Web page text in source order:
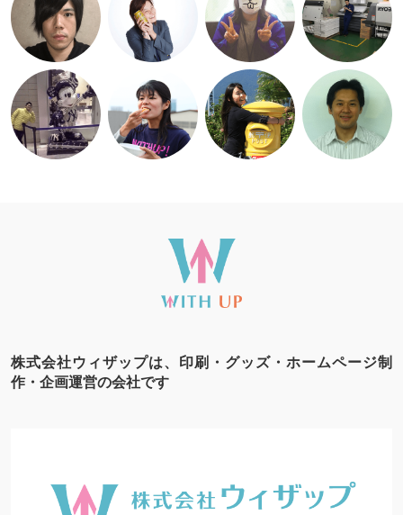
株式会社ウィザップは、印刷・グッズ・ホームページ制
作・企画運営の会社です